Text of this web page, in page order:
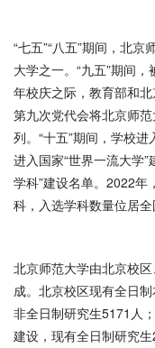
“七五”“八五”期间，北
大学之一。“九五”期间
年校庆之际，教育部和
第九次党代会将北京师
列。“十五”期间，学校
进入国家“世界一流大学
学科”建设名单。2022年
科，入选学科数量位居全
北京师范大学由北京校
成。北京校区现有全日
非全日制研究生5171人
建设，现有全日制研究